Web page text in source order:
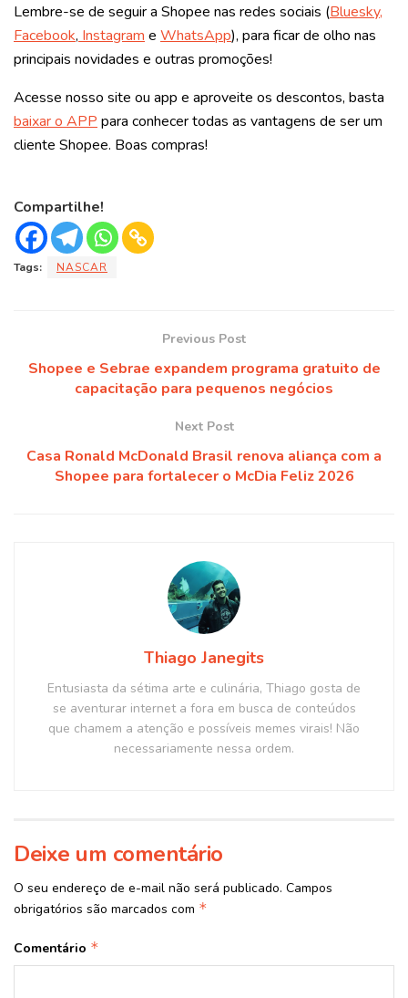
Lembre-se de seguir a Shopee nas redes sociais (Bluesky,
Facebook, Instagram e WhatsApp), para ficar de olho nas
principais novidades e outras promoções!
Acesse nosso site ou app e aproveite os descontos, basta
baixar o APP para conhecer todas as vantagens de ser um
cliente Shopee. Boas compras!
Compartilhe!
Tags: NASCAR
Previous Post
Shopee e Sebrae expandem programa gratuito de
capacitação para pequenos negócios
Next Post
Casa Ronald McDonald Brasil renova aliança com a
Shopee para fortalecer o McDia Feliz 2026
Thiago Janegits
Entusiasta da sétima arte e culinária, Thiago gosta de
se aventurar internet a fora em busca de conteúdos
que chamem a atenção e possíveis memes virais! Não
necessariamente nessa ordem.
Deixe um comentário
O seu endereço de e-mail não será publicado. Campos
obrigatórios são marcados com *
Comentário *